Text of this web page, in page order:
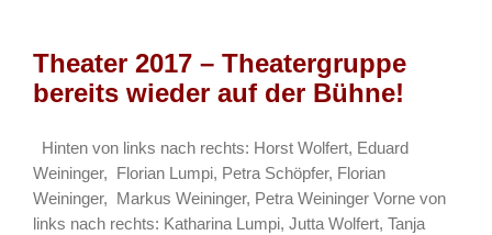
Theater 2017 – Theatergruppe
bereits wieder auf der Bühne!
Hinten von links nach rechts: Horst Wolfert, Eduard
Weininger, Florian Lumpi, Petra Schöpfer, Florian
Weininger, Markus Weininger, Petra Weininger Vorne von
links nach rechts: Katharina Lumpi, Jutta Wolfert, Tanja